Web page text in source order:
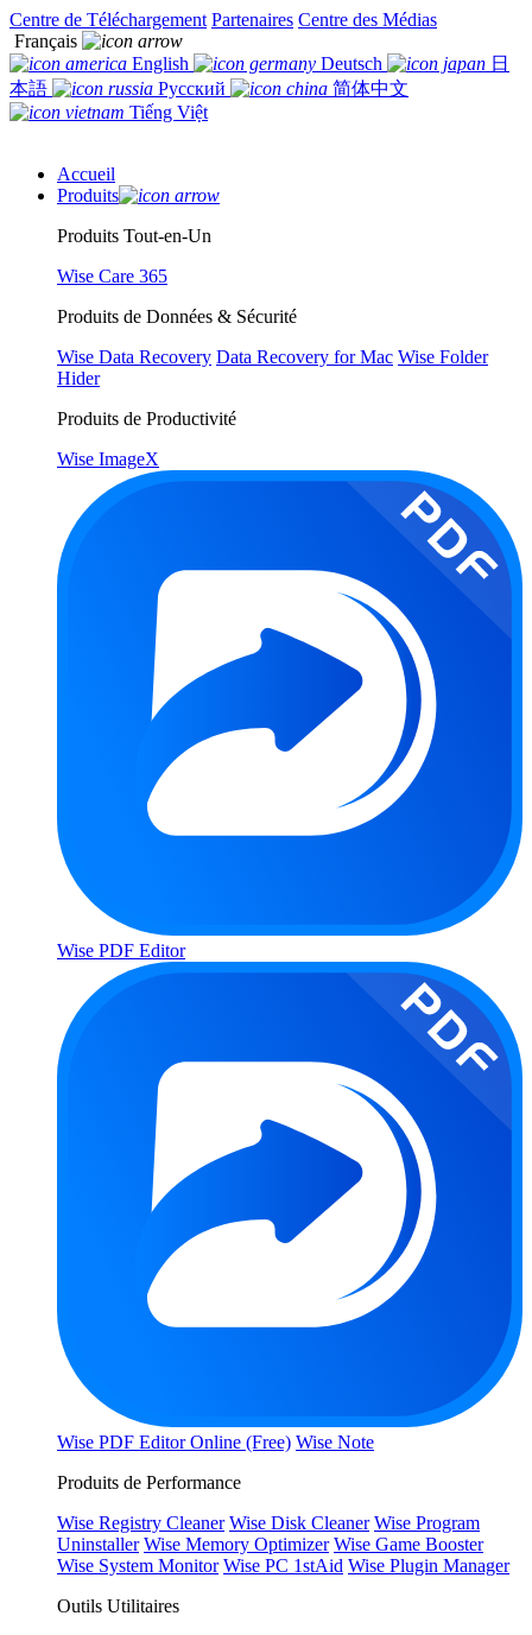
Centre de Téléchargement Partenaires Centre des Médias
Français
English
Deutsch
日
本語
Русский
简体中文
Tiếng Việt
Accueil
Produits
Produits Tout-en-Un
Wise Care 365
Produits de Données & Sécurité
Wise Data Recovery Data Recovery for Mac Wise Folder
Hider
Produits de Productivité
Wise ImageX
Wise PDF Editor
Wise PDF Editor Online (Free) Wise Note
Produits de Performance
Wise Registry Cleaner Wise Disk Cleaner Wise Program
Uninstaller Wise Memory Optimizer Wise Game Booster
Wise System Monitor Wise PC 1stAid Wise Plugin Manager
Outils Utilitaires